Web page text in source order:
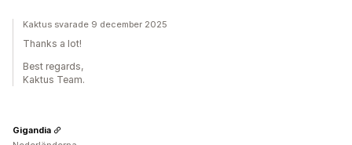
Kaktus svarade 9 december 2025
Thanks a lot!
Best regards,
Kaktus Team.
Gigandia